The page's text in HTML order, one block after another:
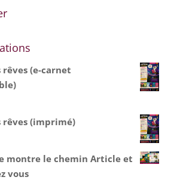
rêves (e-carnet
rêves (imprimé)
montre le chemin Article et
vous